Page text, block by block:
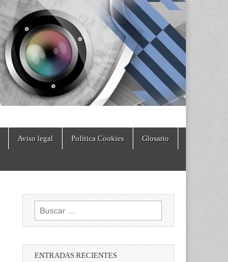
Aviso legal Política Cookies Glosario
Buscar:
ENTRADAS RECIENTES